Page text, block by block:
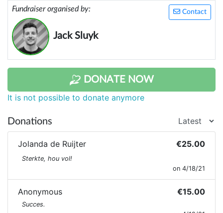
Contact
Fundraiser organised by:
Jack Sluyk
DONATE NOW
It is not possible to donate anymore
Donations
Jolanda de Ruijter €25.00
Sterkte, hou vol!
on 4/18/21
Anonymous €15.00
Succes.